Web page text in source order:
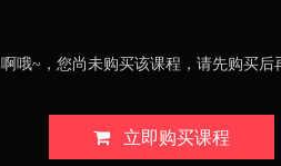
啊哦~，您尚未购买该课程，请先购买后
立即购买课程